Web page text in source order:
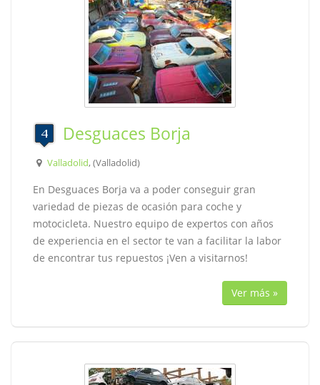
Desguaces Borja
Valladolid, (Valladolid)
En Desguaces Borja va a poder conseguir gran
variedad de piezas de ocasión para coche y
motocicleta. Nuestro equipo de expertos con años
de experiencia en el sector te van a facilitar la labor
de encontrar tus repuestos ¡Ven a visitarnos!
Ver más »